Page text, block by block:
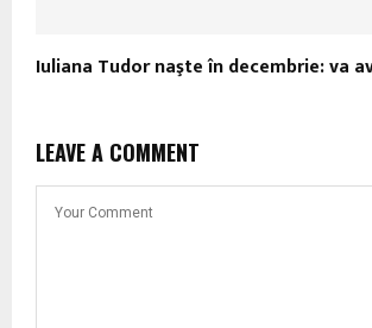
Iuliana Tudor naşte în decembrie: va
LEAVE A COMMENT